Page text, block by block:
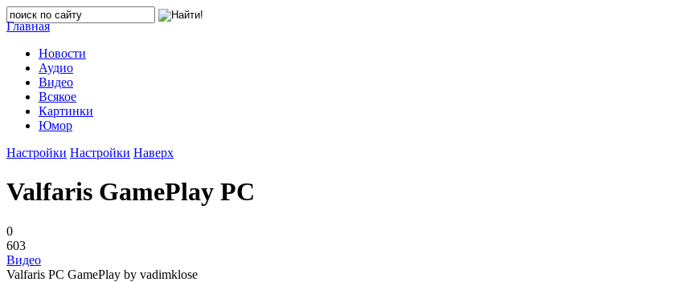
Главная
Новости
Аудио
Видео
Всякое
Картинки
Юмор
Настройки Настройки Наверх
Valfaris GamePlay PC
0
603
Видео
Valfaris PC GamePlay by vadimklose